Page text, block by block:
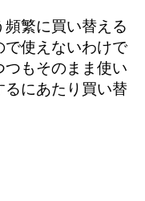
頻繁に買い替える
で使えないわけで
もそのまま使い
るにあたり買い替